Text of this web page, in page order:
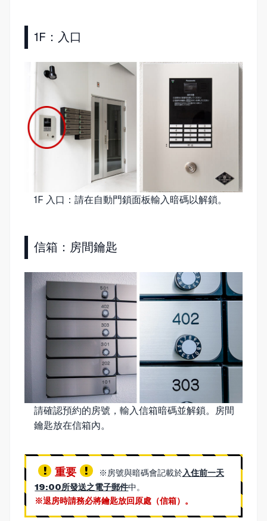
1F：入口
1F 入口：請在自動門鎖面板輸入暗碼以解鎖。
信箱：房間鑰匙
請確認預約的房號，輸入信箱暗碼並解鎖。房間
鑰匙放在信箱內。
重要 ※房號與暗碼會記載於入住前一天
19:00所發送之電子郵件中。
※退房時請務必將鑰匙放回原處（信箱）。